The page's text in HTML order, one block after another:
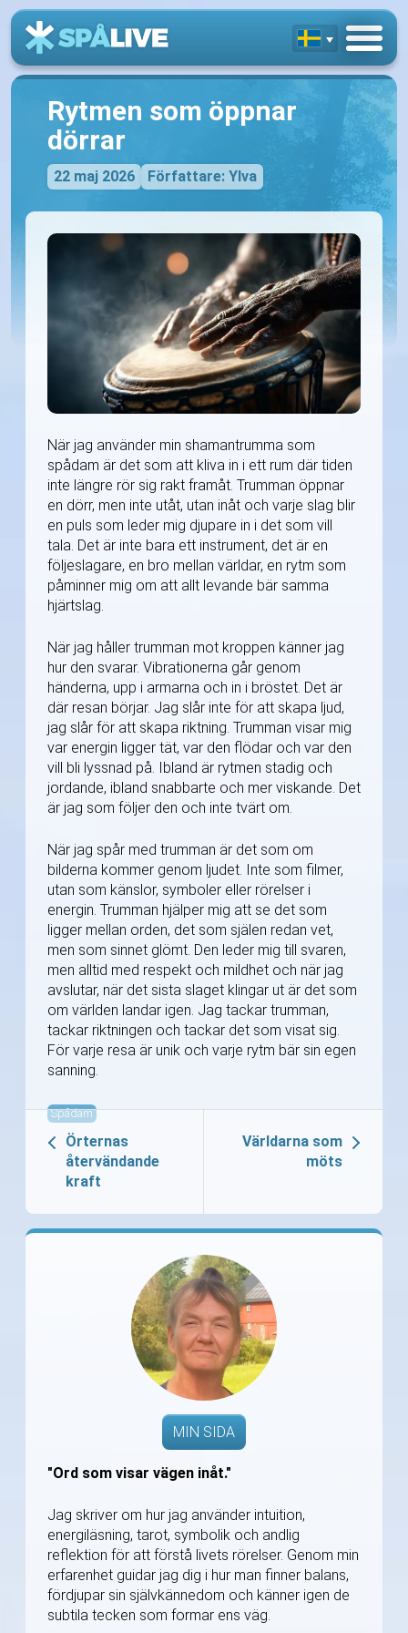
Rytmen som öppnar
dörrar
22 maj 2026 Författare: Ylva
När jag använder min shamantrumma som
spådam är det som att kliva in i ett rum där tiden
inte längre rör sig rakt framåt. Trumman öppnar
en dörr, men inte utåt, utan inåt och varje slag blir
en puls som leder mig djupare in i det som vill
tala. Det är inte bara ett instrument, det är en
följeslagare, en bro mellan världar, en rytm som
påminner mig om att allt levande bär samma
hjärtslag.
När jag håller trumman mot kroppen känner jag
hur den svarar. Vibrationerna går genom
händerna, upp i armarna och in i bröstet. Det är
där resan börjar. Jag slår inte för att skapa ljud,
jag slår för att skapa riktning. Trumman visar mig
var energin ligger tät, var den flödar och var den
vill bli lyssnad på. Ibland är rytmen stadig och
jordande, ibland snabbarte och mer viskande. Det
är jag som följer den och inte tvärt om.
När jag spår med trumman är det som om
bilderna kommer genom ljudet. Inte som filmer,
utan som känslor, symboler eller rörelser i
energin. Trumman hjälper mig att se det som
ligger mellan orden, det som själen redan vet,
men som sinnet glömt. Den leder mig till svaren,
men alltid med respekt och mildhet och när jag
avslutar, när det sista slaget klingar ut är det som
om världen landar igen. Jag tackar trumman,
tackar riktningen och tackar det som visat sig.
För varje resa är unik och varje rytm bär sin egen
sanning.
Spådam
Örternas
återvändande
kraft
Världarna som
möts
MIN SIDA
"Ord som visar vägen inåt."
Jag skriver om hur jag använder intuition,
energiläsning, tarot, symbolik och andlig
reflektion för att förstå livets rörelser. Genom min
erfarenhet guidar jag dig i hur man finner balans,
fördjupar sin självkännedom och känner igen de
subtila tecken som formar ens väg.